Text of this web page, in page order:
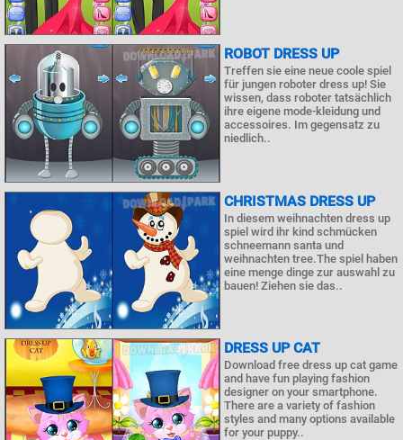
ROBOT DRESS UP
Treffen sie eine neue coole spiel
für jungen roboter dress up! Sie
wissen, dass roboter tatsächlich
ihre eigene mode-kleidung und
accessoires. Im gegensatz zu
niedlich..
CHRISTMAS DRESS UP
In diesem weihnachten dress up
spiel wird ihr kind schmücken
schneemann santa und
weihnachten tree.The spiel haben
eine menge dinge zur auswahl zu
bauen! Ziehen sie das..
DRESS UP CAT
Download free dress up cat game
and have fun playing fashion
designer on your smartphone.
There are a variety of fashion
styles and many options available
for your puppy..